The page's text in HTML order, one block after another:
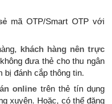
mã OTP/Smart OTP với
khách hàng nên trực
đưa thẻ cho thu ngân
bị đánh cắp thông tin.
online trên thẻ tín dụng
xuyên. Hoặc, có thể đăng